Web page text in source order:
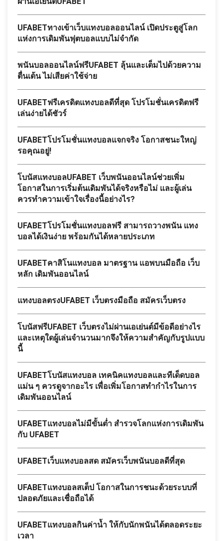
UFABETทางเข้าเว็บแทงบอลออนไลน์ เปิดประตูสู่โลก
แห่งการเดิมพันฟุตบอลแบบไม่จำกัด
พนันบอลออนไลน์ฟรีUFABET ลุ้นและเต็มไปด้วยความ
ตื่นเต้น ไม่เสียค่าใช้จ่าย
UFABETฟรีเครดิตแทงบอลดีที่สุด โปรโมชั่นเครดิตฟรี
เล่นง่ายได้ชัวร์
UFABETโปรโมชั่นแทงบอลแจกจริง โอกาสชนะใหญ่
รอคุณอยู่!
โบนัสแทงบอลUFABET เว็บพนันออนไลน์ช่วยเพิ่ม
โอกาสในการเริ่มต้นเดิมพันได้จริงหรือไม่ และผู้เล่น
ควรทำความเข้าใจเรื่องนี้อย่างไร?
UFABETโปรโมชั่นแทงบอลฟรี สามารถวางพนัน แทง
บอลได้เงินง่าย พร้อมกันได้หลายประเภท
UFABETคาสิโนแทงบอล มาตรฐาน แอพบนมือถือ เว็บ
หลัก เดิมพันออนไลน์
แทงบอลตรงUFABET เว็บตรงมือถือ สมัครเว็บตรง
โบนัสฟรีUFABET เว็บตรงไม่ผ่านเอเย่นต์มีข้อดีอย่างไร
และเหตุใดผู้เล่นจำนวนมากจึงให้ความสำคัญกับรูปแบบ
นี้
UFABETโบนัสแทงบอล เทคนิคแทงบอลและทีเด็ดบอล
แม่น ๆ ควรดูจากอะไร เพื่อเพิ่มโอกาสทำกำไรในการ
เดิมพันออนไลน์
UFABETแทงบอลไม่มีขั้นต่ำ สำรวจโลกแห่งการเดิมพัน
กับ UFABET
UFABETเว็บแทงบอลสด สมัครเว็บพนันบอลดีที่สุด
UFABETแทงบอลสเต็ป โอกาสในการชนะด้วยระบบที่
ปลอดภัยและเชื่อถือได้
UFABETแทงบอลกินค่าน้ำ ให้กับนักพนันได้ตลอดระยะ
เวลา